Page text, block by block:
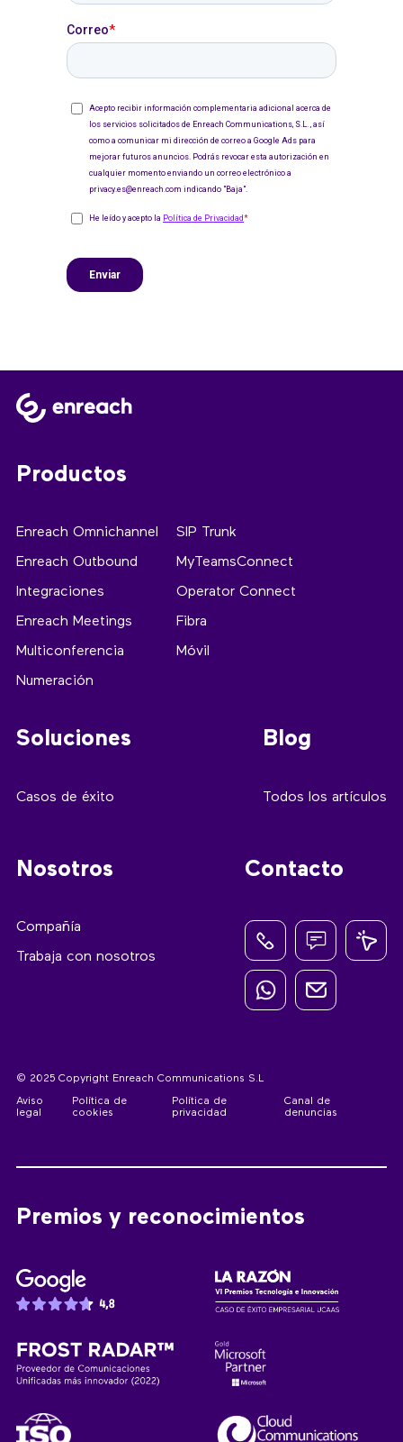
Productos
Enreach Omnichannel
Enreach Outbound
Integraciones
Enreach Meetings
Multiconferencia
Numeración
SIP Trunk
MyTeamsConnect
Operator Connect
Fibra
Móvil
Soluciones
Casos de éxito
Blog
Todos los artículos
Nosotros
Compañía
Trabaja con nosotros
Contacto
© 2025 Copyright Enreach Communications S.L
Aviso
legal
Política de
cookies
Política de
privacidad
Canal de
denuncias
Premios y reconocimientos